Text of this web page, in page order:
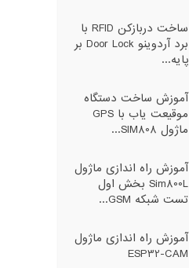
ساخت دربازکن RFID با
برد آردوینو Door Lock بر
پایه...
آموزش ساخت دستگاه
موقیعت یاب با GPS
ماژول SIM808...
آموزش راه اندازی ماژول
Sim800L بخش اول
تست شبکه GSM...
آموزش راه اندازی ماژول
ESP32-CAM